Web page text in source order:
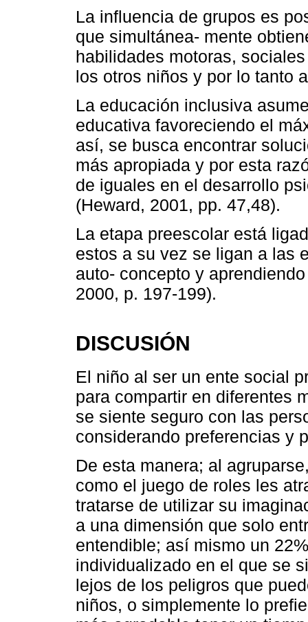
La influencia de grupos es
que simultánea- mente
habilidades motoras,
los otros niños y por lo tanto
La educación inclusiva
educativa favoreciendo el
así, se busca encontrar
más apropiada y por esta
de iguales en el desarrollo
(Heward, 2001, pp. 47,48).
La etapa preescolar está
estos a su vez se ligan a las
auto- concepto y
2000, p. 197-199).
DISCUSIÓN
El niño al ser un ente social
para compartir en diferentes
se siente seguro con las
considerando preferencias y
De esta manera; al
como el juego de roles les
tratarse de utilizar su
a una dimensión que solo
entendible; así mismo un
individualizado en el que se
lejos de los peligros que
niños, o simplemente lo